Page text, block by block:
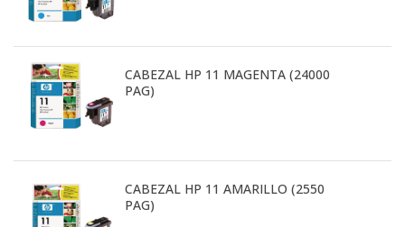
CABEZAL HP 11 MAGENTA (24000
PAG)
CABEZAL HP 11 AMARILLO (2550
PAG)